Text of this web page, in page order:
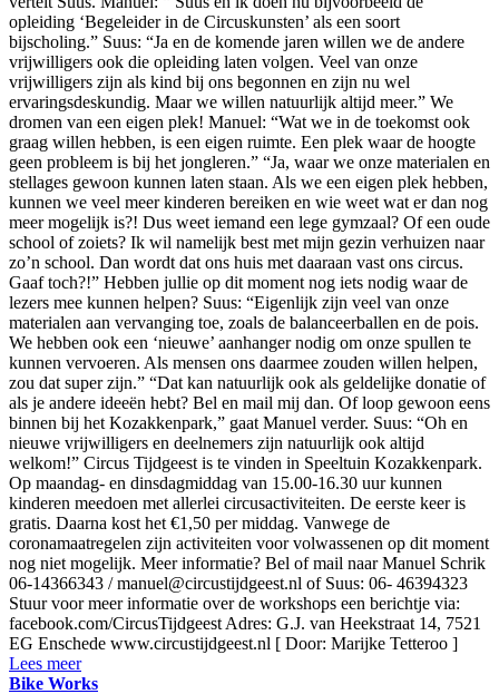
opleiding ‘Begeleider in de Circuskunsten’ als een soort
bijscholing.” Suus: “Ja en de komende jaren willen we de andere
vrijwilligers ook die opleiding laten volgen. Veel van onze
vrijwilligers zijn als kind bij ons begonnen en zijn nu wel
ervaringsdeskundig. Maar we willen natuurlijk altijd meer.” We
dromen van een eigen plek! Manuel: “Wat we in de toekomst ook
graag willen hebben, is een eigen ruimte. Een plek waar de hoogte
geen probleem is bij het jongleren.” “Ja, waar we onze materialen en
stellages gewoon kunnen laten staan. Als we een eigen plek hebben,
kunnen we veel meer kinderen bereiken en wie weet wat er dan nog
meer mogelijk is?! Dus weet iemand een lege gymzaal? Of een oude
school of zoiets? Ik wil namelijk best met mijn gezin verhuizen naar
zo’n school. Dan wordt dat ons huis met daaraan vast ons circus.
Gaaf toch?!” Hebben jullie op dit moment nog iets nodig waar de
lezers mee kunnen helpen? Suus: “Eigenlijk zijn veel van onze
materialen aan vervanging toe, zoals de balanceerballen en de pois.
We hebben ook een ‘nieuwe’ aanhanger nodig om onze spullen te
kunnen vervoeren. Als mensen ons daarmee zouden willen helpen,
zou dat super zijn.” “Dat kan natuurlijk ook als geldelijke donatie of
als je andere ideeën hebt? Bel en mail mij dan. Of loop gewoon eens
binnen bij het Kozakkenpark,” gaat Manuel verder. Suus: “Oh en
nieuwe vrijwilligers en deelnemers zijn natuurlijk ook altijd
welkom!” Circus Tijdgeest is te vinden in Speeltuin Kozakkenpark.
Op maandag- en dinsdagmiddag van 15.00-16.30 uur kunnen
kinderen meedoen met allerlei circusactiviteiten. De eerste keer is
gratis. Daarna kost het €1,50 per middag. Vanwege de
coronamaatregelen zijn activiteiten voor volwassenen op dit moment
nog niet mogelijk. Meer informatie? Bel of mail naar Manuel Schrik
06-14366343 /manuel@circustijdgeest.nl of Suus: 06- 46394323
Stuur voor meer informatie over de workshops een berichtje via:
facebook.com/CircusTijdgeest Adres: G.J. van Heekstraat 14, 7521
EG Enschede www.circustijdgeest.nl [ Door: Marijke Tetteroo ]
Lees meer
Bike Works